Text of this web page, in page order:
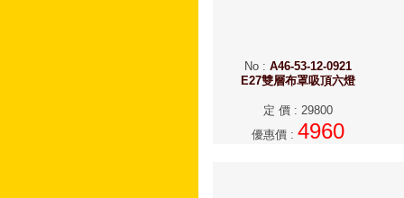
No: A46-53-12-0921
E27雙層布罩吸頂六燈
定 價: 29800
優惠價: 4960